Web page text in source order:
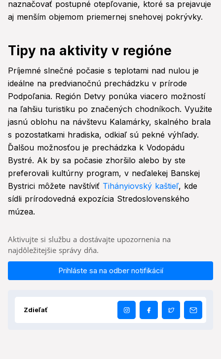
naznačovať postupné otepľovanie, ktoré sa prejavuje
aj menším objemom priemernej snehovej pokrývky.
Tipy na aktivity v regióne
Príjemné slnečné počasie s teplotami nad nulou je
ideálne na predvianočnú prechádzku v prírode
Podpoľania. Región Detvy ponúka viacero možností
na ľahšiu turistiku po značených chodníkoch. Využite
jasnú oblohu na návštevu Kalamárky, skalného brala
s pozostatkami hradiska, odkiaľ sú pekné výhľady.
Ďalšou možnosťou je prechádzka k Vodopádu
Bystré. Ak by sa počasie zhoršilo alebo by ste
preferovali kultúrny program, v neďalekej Banskej
Bystrici môžete navštíviť Tihányiovský kaštieľ, kde
sídli prírodovedná expozícia Stredoslovenského
múzea.
Aktivujte si službu a dostávajte upozornenia na
najdôležitejšie správy dňa.
Prihláste sa na odber notifikácií
Zdieľať